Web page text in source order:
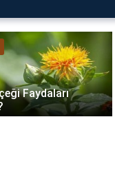
Seçimi 2026:
Yalıtım ve
Tavsiyeleri..